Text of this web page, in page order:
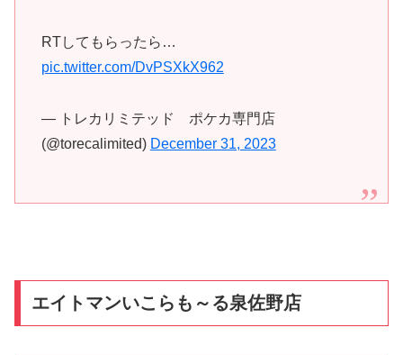
RTしてもらったら…
pic.twitter.com/DvPSXkX962
— トレカリミテッド ポケカ専門店
(@torecalimited) December 31, 2023
エイトマンいこらも～る泉佐野店